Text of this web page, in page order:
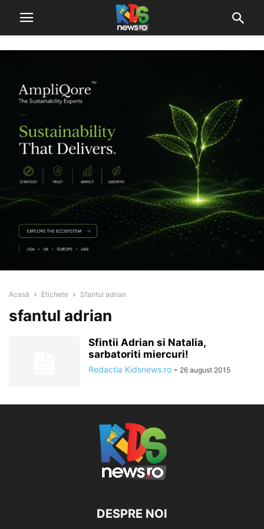
Acasă Etichete Sfantul adrian
sfantul adrian
Sfintii Adrian si Natalia,
sarbatoriti miercuri!
Redactia Kidsnews.ro - 26 august 2015
DESPRE NOI